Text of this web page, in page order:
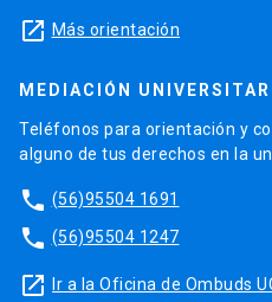
launch Más orientación
MEDIACIÓN
Teléfonos para orientación y
alguno de tus derechos en la
phone (56)95504 1691
phone (56)95504 1247
launch Ir a la Oficina de Ombuds